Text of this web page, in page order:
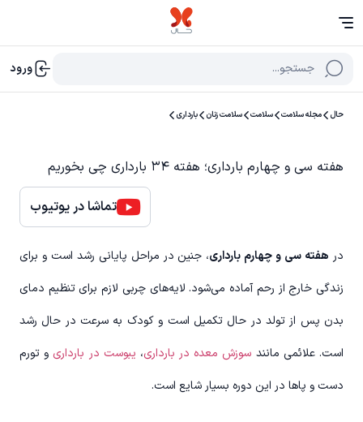
جستجو... ورود
حال مجله سلامت سلامت سلامت زنان بارداری
هفته سی و چهارم بارداری؛ هفته ۳۴ بارداری چی بخوریم
تماشا در یوتیوب
در هفته سی و چهارم بارداری، جنین در مراحل پایانی رشد است و برای
زندگی خارج از رحم آماده می‌شود. لایه‌های چربی لازم برای تنظیم دمای
بدن پس از تولد در حال تکمیل است و کودک به سرعت در حال رشد
است. علائمی مانند سوزش معده در بارداری، یبوست در بارداری و تورم
دست و پاها در این دوره بسیار شایع است.